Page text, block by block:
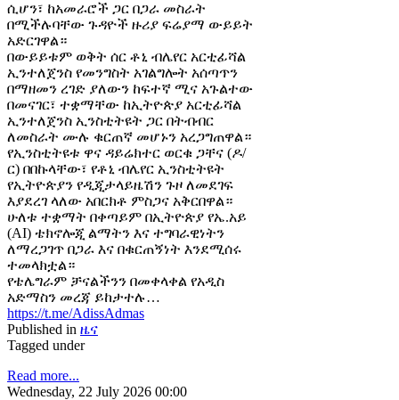
ሲሆን፣ ከአመራሮች ጋር በጋራ መስራት
በሚችሉባቸው ጉዳዮች ዙሪያ ፍሬያማ ውይይት
አድርገዋል።
በውይይቱም ወቅት ሰር ቶኒ ብሌየር አርቲፊሻል
ኢንተለጀንስ የመንግስት አገልግሎት አሰጣጥን
በማዘመን ረገድ ያለውን ከፍተኛ ሚና አጉልተው
በመናገር፣ ተቋማቸው ከኢትዮጵያ አርቲፊሻል
ኢንተለጀንስ ኢንስቲትዩት ጋር በትብብር
ለመስራት ሙሉ ቁርጠኛ መሆኑን አረጋግጠዋል።
የኢንስቲትዩቱ ዋና ዳይሬክተር ወርቁ ጋቸና (ዶ/
ር) በበኩላቸው፣ የቶኒ ብሌየር ኢንስቲትዩት
የኢትዮጵያን የዲጂታላይዜሽን ጉዞ ለመደገፍ
እያደረገ ላለው አበርክቶ ምስጋና አቅርበዋል።
ሁለቱ ተቋማት በቀጣይም በኢትዮጵያ የኤ.አይ
(AI) ቴክኖሎጂ ልማትን እና ተግባራዊነትን
ለማረጋገጥ በጋራ እና በቁርጠኝነት እንደሚሰሩ
ተመላክቷል።
የቴሌግራም ቻናልችንን በመቀላቀል የአዲስ
አድማስን መረጃ ይከታተሉ…
https://t.me/AdissAdmas
Published in ዜና
Tagged under
Read more...
Wednesday, 22 July 2026 00:00